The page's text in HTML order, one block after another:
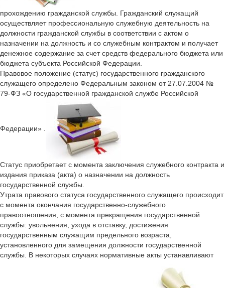
прохождению гражданской службы. Гражданский служащий
осуществляет профессиональную служебную деятельность на
должности гражданской службы в соответствии с актом о
назначении на должность и со служебным контрактом и получает
денежное содержание за счет средств федерального бюджета или
бюджета субъекта Российской Федерации.
Правовое положение (статус) государственного гражданского
служащего определено Федеральным законом от 27.07.2004 №
79-ФЗ «О государственной гражданской службе Российской
Федерации» .
Статус приобретает с момента заключения служебного контракта и
издания приказа (акта) о назначении на должность
государственной службы.
Утрата правового статуса государственного служащего происходит
с момента окончания государственно-служебного
правоотношения, с момента прекращения государственной
службы: увольнения, ухода в отставку, достижения
государственным служащим предельного возраста,
установленного для замещения должности государственной
службы. В некоторых случаях нормативные акты устанавливают